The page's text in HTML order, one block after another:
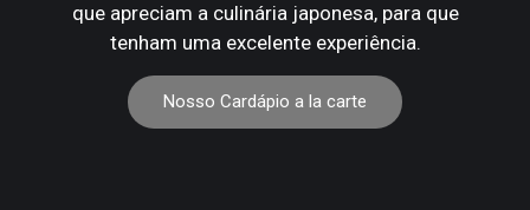
que apreciam a culinária japonesa, para que
tenham uma excelente experiência.
Nosso Cardápio a la carte